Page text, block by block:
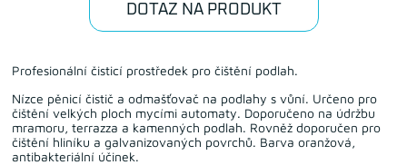
DOTAZ NA PRODUKT
Profesionální čisticí prostředek pro čištění podlah.
Nízce pěnicí čistič a odmašťovač na podlahy s vůní. Určeno pro
čištění velkých ploch mycími automaty. Doporučeno na údržbu
mramoru, terrazza a kamenných podlah. Rovněž doporučen pro
čištění hliníku a galvanizovaných povrchů. Barva oranžová,
antibakteriální účinek.